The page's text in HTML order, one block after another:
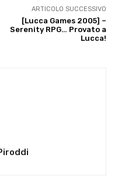
ARTICOLO SUCCESSIVO
[Lucca Games 2005] –
Serenity RPG… Provato a
Lucca!